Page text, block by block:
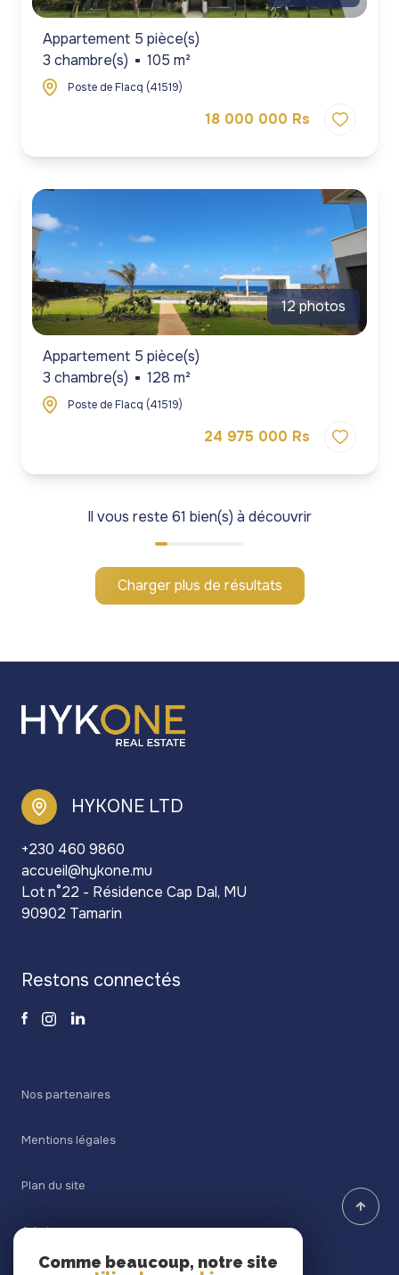
Appartement 5 pièce(s)
3 chambre(s)
105 m²
Poste de Flacq (41519)
18 000 000 Rs
12 photos
Appartement 5 pièce(s)
3 chambre(s)
128 m²
Poste de Flacq (41519)
24 975 000 Rs
Il vous reste 61 bien(s) à découvrir
Charger plus de résultats
HYKONE LTD
+230 460 9860
accueil@hykone.mu
Lot n°22 - Résidence Cap Dal, MU
90902 Tamarin
restons connectés
Nos partenaires
Mentions légales
Plan du site
Admin
Comme beaucoup, notre site